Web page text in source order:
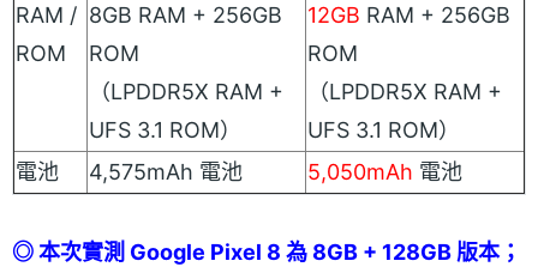
RAM /
ROM
8GB RAM + 256GB
ROM
（LPDDR5X RAM +
UFS 3.1 ROM）
12GB RAM + 256GB
ROM
（LPDDR5X RAM +
UFS 3.1 ROM）
電池
4,575mAh 電池 5,050mAh 電池
◎ 本次實測 Google Pixel 8 為 8GB + 128GB 版本；